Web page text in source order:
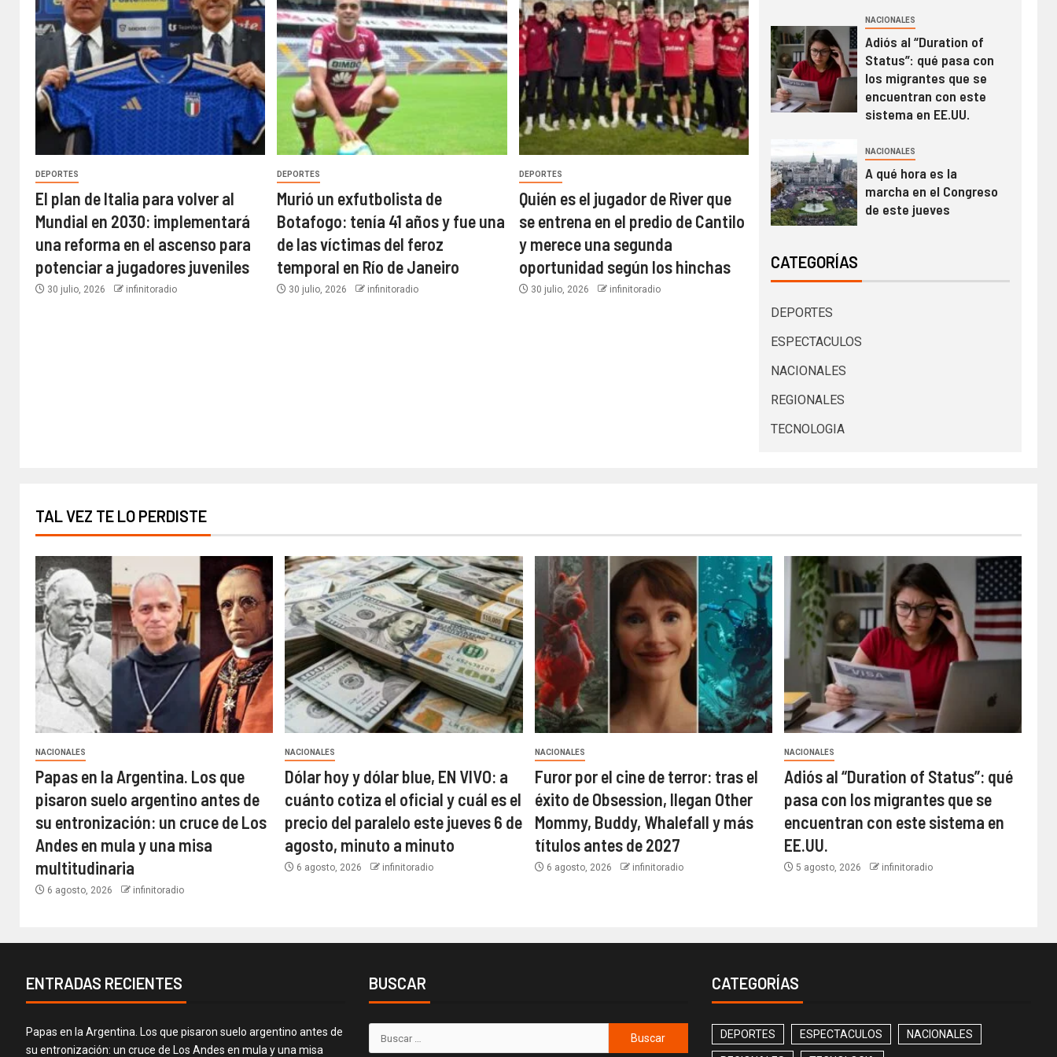
DEPORTES
El plan de Italia para volver al
Mundial en 2030: implementará
una reforma en el ascenso para
potenciar a jugadores juveniles
30 julio, 2026 infinitoradio
DEPORTES
Murió un exfutbolista de
Botafogo: tenía 41 años y fue una
de las víctimas del feroz
temporal en Río de Janeiro
30 julio, 2026 infinitoradio
DEPORTES
Quién es el jugador de River que
se entrena en el predio de Cantilo
y merece una segunda
oportunidad según los hinchas
30 julio, 2026 infinitoradio
NACIONALES
Adiós al “Duration of
Status”: qué pasa con
los migrantes que se
encuentran con este
sistema en EE.UU.
NACIONALES
A qué hora es la
marcha en el Congreso
de este jueves
CATEGORÍAS
DEPORTES
ESPECTACULOS
NACIONALES
REGIONALES
TECNOLOGIA
TAL VEZ TE LO PERDISTE
NACIONALES
Papas en la Argentina. Los que
pisaron suelo argentino antes de
su entronización: un cruce de Los
Andes en mula y una misa
multitudinaria
6 agosto, 2026 infinitoradio
NACIONALES
Dólar hoy y dólar blue, EN VIVO: a
cuánto cotiza el oficial y cuál es el
precio del paralelo este jueves 6 de
agosto, minuto a minuto
6 agosto, 2026 infinitoradio
NACIONALES
Furor por el cine de terror: tras el
éxito de Obsession, llegan Other
Mommy, Buddy, Whalefall y más
títulos antes de 2027
6 agosto, 2026 infinitoradio
NACIONALES
Adiós al “Duration of Status”: qué
pasa con los migrantes que se
encuentran con este sistema en
EE.UU.
5 agosto, 2026 infinitoradio
ENTRADAS RECIENTES
Papas en la Argentina. Los que pisaron suelo argentino antes de
su entronización: un cruce de Los Andes en mula y una misa
BUSCAR CATEGORÍAS
DEPORTES ESPECTACULOS NACIONALES